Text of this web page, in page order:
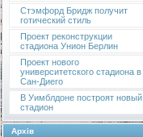
Стэмфорд Бридж получит
готический стиль
Проект реконструкции
стадиона Унион Берлин
Проект нового
университетского стадиона в
Сан-Диего
В Уимблдоне построят новый
стадион
Архів